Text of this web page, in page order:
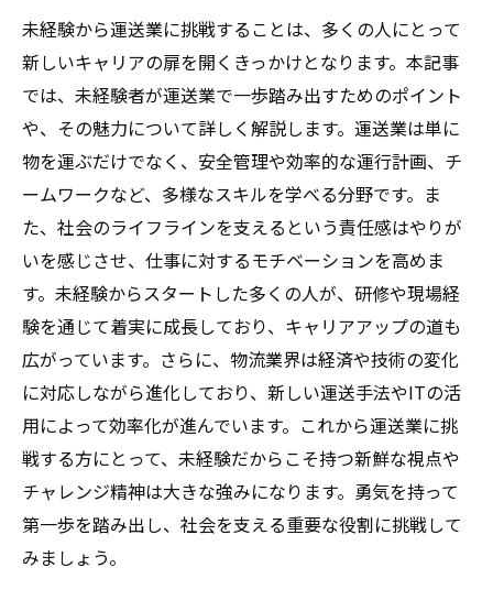
可能性
運送業の現場から見る業界の最前線と最新トレ
ンド
これから始めるあなたへ：運送業界で成功する
ためのポイント
未経験から運送業に挑戦することは、多くの人にとって
新しいキャリアの扉を開くきっかけとなります。本記事
では、未経験者が運送業で一歩踏み出すためのポイント
や、その魅力について詳しく解説します。運送業は単に
物を運ぶだけでなく、安全管理や効率的な運行計画、チ
ームワークなど、多様なスキルを学べる分野です。ま
た、社会のライフラインを支えるという責任感はやりが
いを感じさせ、仕事に対するモチベーションを高めま
す。未経験からスタートした多くの人が、研修や現場経
験を通じて着実に成長しており、キャリアアップの道も
広がっています。さらに、物流業界は経済や技術の変化
に対応しながら進化しており、新しい運送手法やITの活
用によって効率化が進んでいます。これから運送業に挑
戦する方にとって、未経験だからこそ持つ新鮮な視点や
チャレンジ精神は大きな強みになります。勇気を持って
第一歩を踏み出し、社会を支える重要な役割に挑戦して
みましょう。